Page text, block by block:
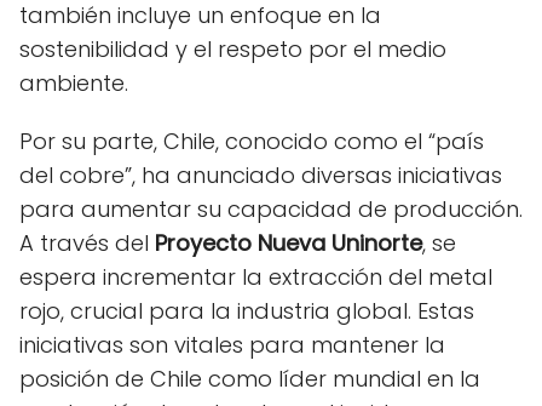
también incluye un enfoque en la
sostenibilidad y el respeto por el medio
ambiente.
Por su parte, Chile, conocido como el “país
del cobre”, ha anunciado diversas iniciativas
para aumentar su capacidad de producción.
A través del Proyecto Nueva Uninorte, se
espera incrementar la extracción del metal
rojo, crucial para la industria global. Estas
iniciativas son vitales para mantener la
posición de Chile como líder mundial en la